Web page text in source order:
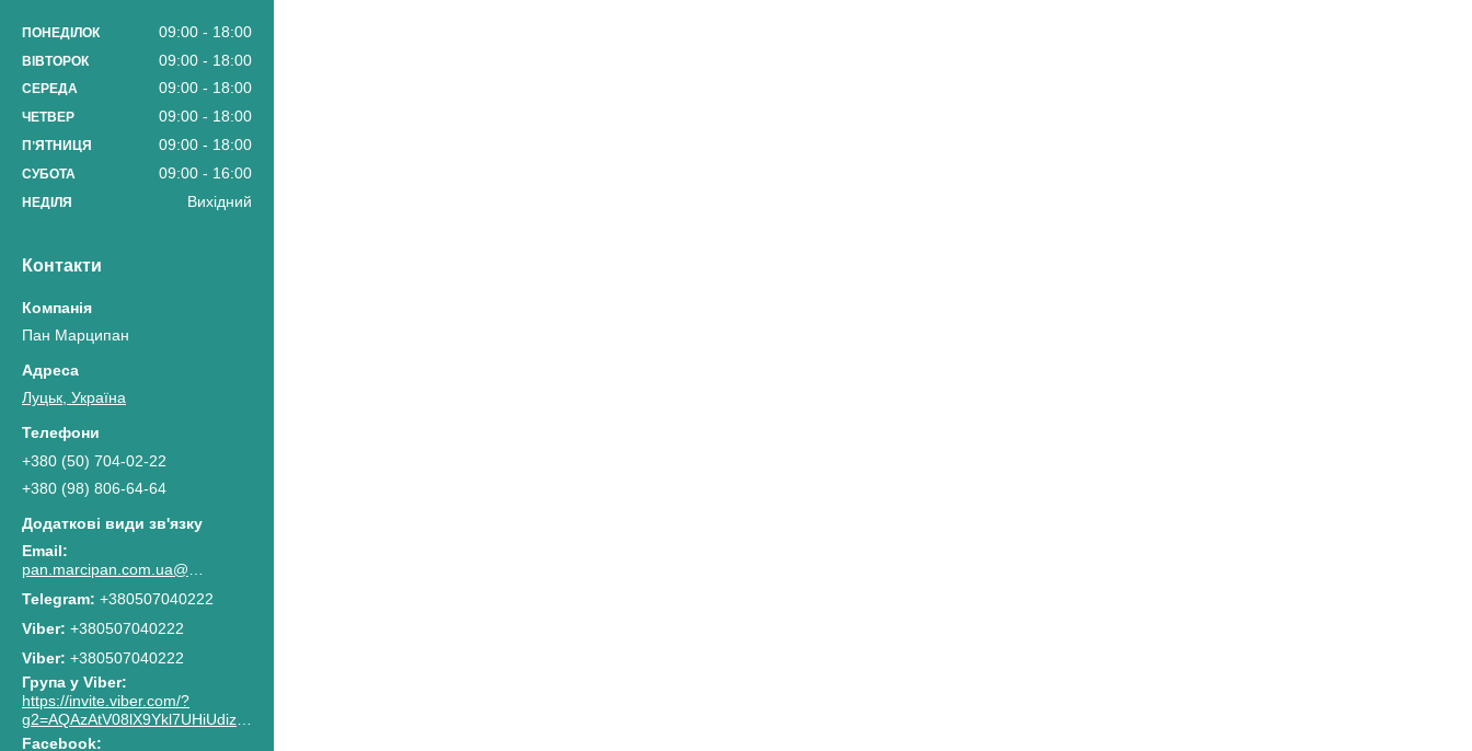
ПОНЕДІЛОК 09:00 18:00
ВІВТОРОК 09:00 18:00
СЕРЕДА 09:00 18:00
ЧЕТВЕР 09:00 18:00
ПʼЯТНИЦЯ 09:00 18:00
СУБОТА 09:00 16:00
НЕДІЛЯ Вихідний
Контакти
Пан Марципан
Луцьк, Україна
+380 (50) 704-02-22
+380 (98) 806-64-64
pan.marcipan.com.ua@gmail.com
+380507040222
+380507040222
Viber +380507040222
Група у Viber
https://invite.viber.com/?
g2=AQAzAtV08lX9Ykl7UHiUdiz2lJaGpR6lsG8M4RbzQPAkG0NWtCn7PhJnwk8g8F2c
Facebook